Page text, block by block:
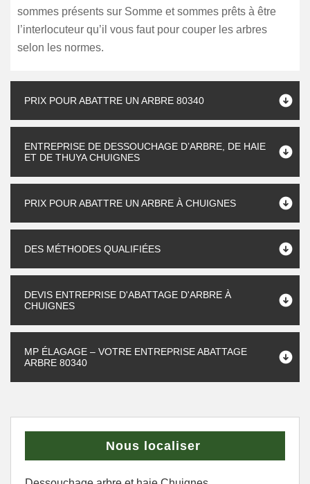
sommes présents sur Somme et sommes prêts à être
l’interlocuteur qu’il vous faut pour couper les arbres
selon les normes.
PRIX POUR ABATTRE UN ARBRE 80340
ENTREPRISE DE DESSOUCHAGE D’ARBRE, DE HAIE
ET DE THUYA CHUIGNES
PRIX POUR ABATTRE UN ARBRE À CHUIGNES
DES MÉTHODES QUALIFIÉES
DEVIS ENTREPRISE D'ABATTAGE D'ARBRE À
CHUIGNES
MP ÉLAGAGE – VOTRE ENTREPRISE ABATTAGE
ARBRE 80340
Nous localiser